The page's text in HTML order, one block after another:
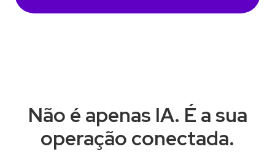
Não é apenas IA. É a sua
operação conectada.